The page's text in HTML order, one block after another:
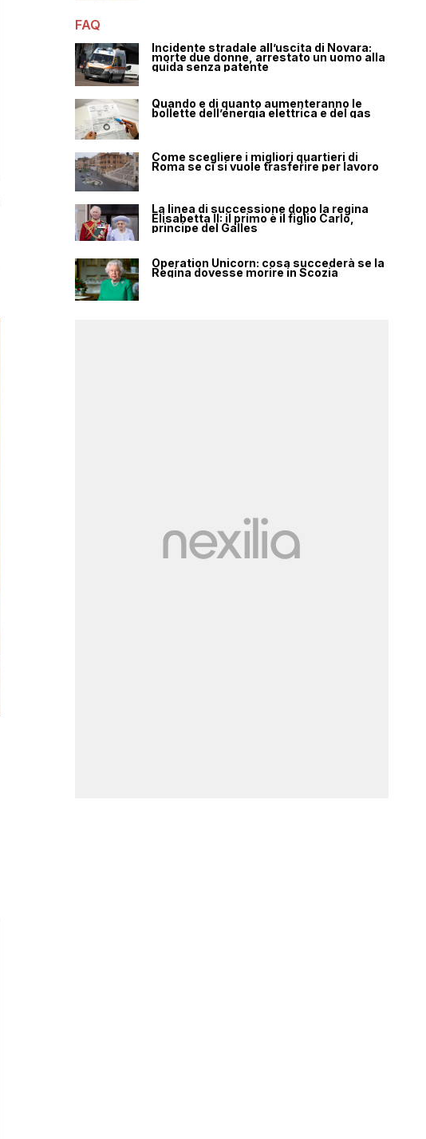
FAQ
Incidente stradale all’uscita di Novara:
morte due donne, arrestato un uomo alla
guida senza patente
Quando e di quanto aumenteranno le
bollette dell’energia elettrica e del gas
Come scegliere i migliori quartieri di
Roma se ci si vuole trasferire per lavoro
La linea di successione dopo la regina
Elisabetta II: il primo è il figlio Carlo,
principe del Galles
Operation Unicorn: cosa succederà se la
Regina dovesse morire in Scozia